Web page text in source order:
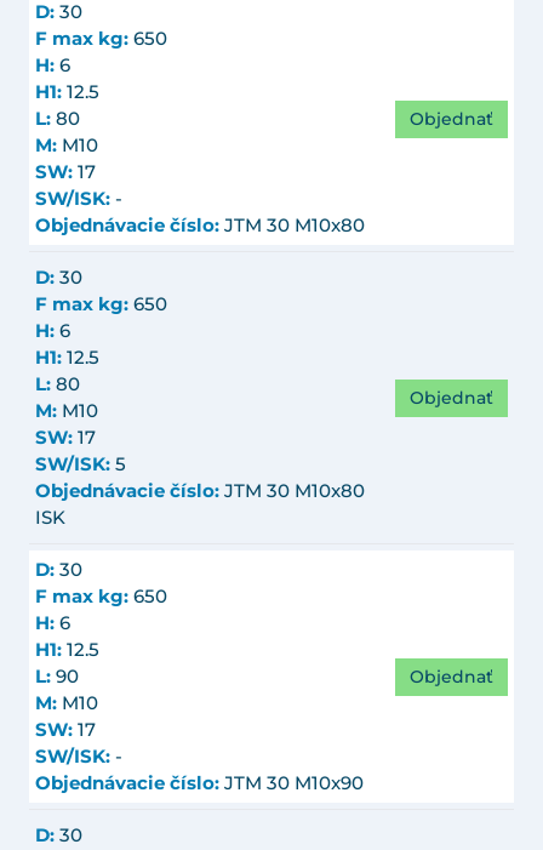
D: 30
F max kg: 650
H: 6
H1: 12.5
L: 80
M: M10
SW: 17
SW/ISK: -
Objednávacie číslo: JTM 30 M10x80
Objednať
D: 30
F max kg: 650
H: 6
H1: 12.5
L: 80
M: M10
SW: 17
SW/ISK: 5
Objednávacie číslo: JTM 30 M10x80
ISK
Objednať
D: 30
F max kg: 650
H: 6
H1: 12.5
L: 90
M: M10
SW: 17
SW/ISK: -
Objednávacie číslo: JTM 30 M10x90
Objednať
D: 30